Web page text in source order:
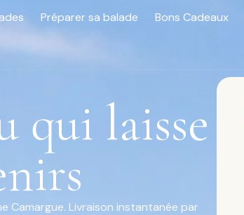
Préparer sa balade Bons Cadeaux
qui laisse
Camargue. Livraison instantanée par